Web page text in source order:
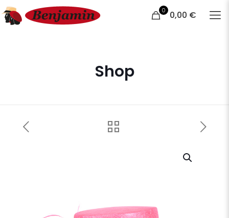
0 0,00 €
Shop